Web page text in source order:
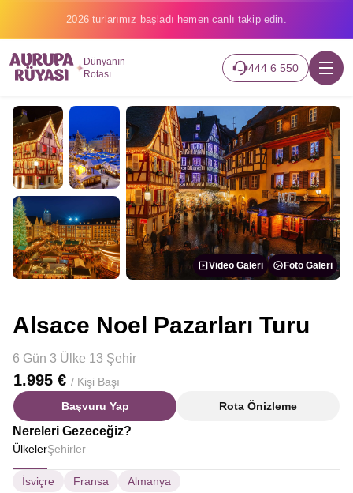
2026 turlarımız başladı hemen canlı takip edin.
Dünyanın
Rotası
444 6 550
Video Galeri Foto Galeri
Alsace Noel Pazarları Turu
6 Gün 3 Ülke 13 Şehir
1.995 € / Kişi Başı
Başvuru Yap
Rota Önizleme
Nereleri Gezeceğiz?
ÜlkelerŞehirler
İsviçre Fransa Almanya